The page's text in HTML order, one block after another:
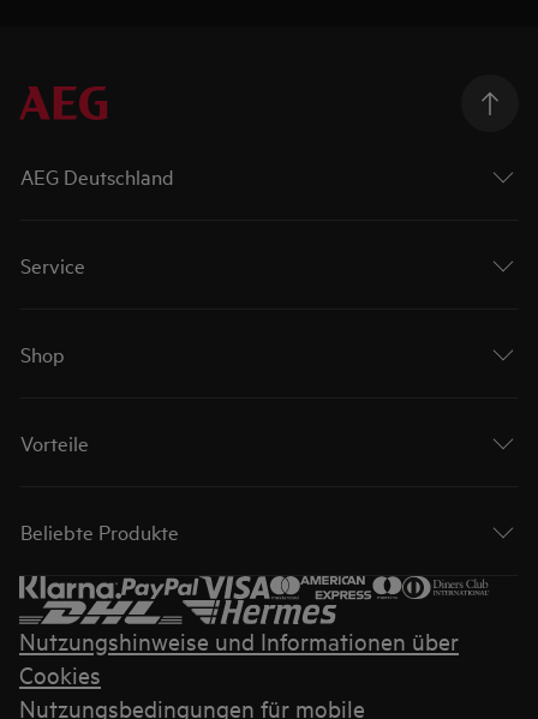
AEG Deutschland
Service
Shop
Vorteile
Beliebte Produkte
Nutzungshinweise und Informationen über
Cookies
Nutzungsbedingungen für mobile